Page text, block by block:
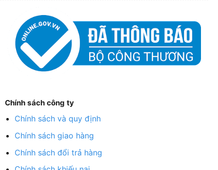
Chính sách công ty
Chính sách và quy định
Chính sách giao hàng
Chính sách đổi trả hàng